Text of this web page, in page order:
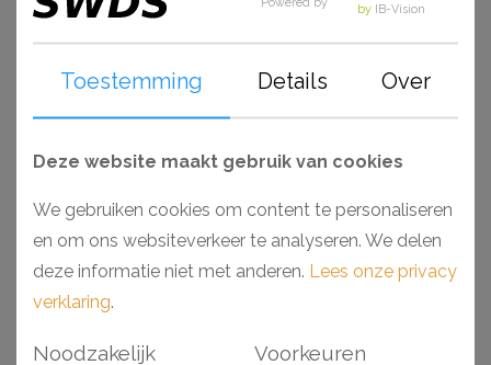
- Toepasbaar in vochtige ruimtes
- Hoge dichtheid vanwege Duropolymer®
- Voorgeschilderd en extreem stootvast
Gerelateerde
artikelen
by IB-Vision
Toestemming Details Over
Deze website maakt gebruik van cookies
We gebruiken cookies om content te personaliseren
en om ons websiteverkeer te analyseren. We delen
deze informatie niet met anderen. Lees onze privacy
verklaring.
Noodzakelijk Voorkeuren